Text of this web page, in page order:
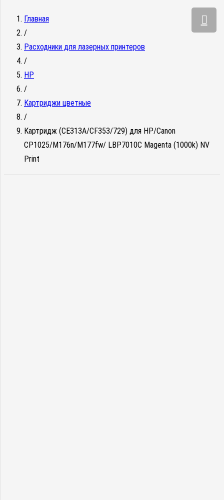
Главная
/
Расходники для лазерных принтеров
/
HP
/
Картриджи цветные
/
Картридж (CE313A/CF353/729) для HP/Canon
CP1025/M176n/M177fw/ LBP7010C Magenta (1000k) NV
Print